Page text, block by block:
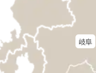
岐阜